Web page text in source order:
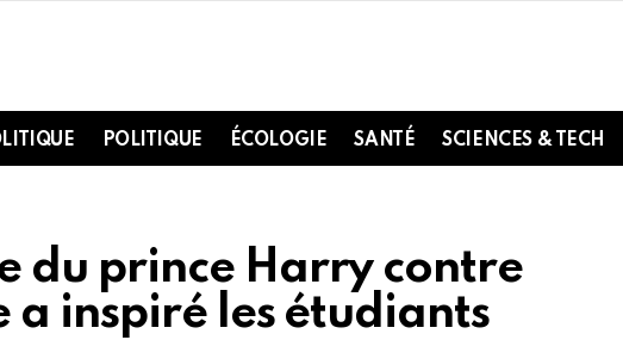
POLITIQUE ÉCOLOGIE SANTÉ SCIENCES & TECH
du prince Harry contre
a inspiré les étudiants